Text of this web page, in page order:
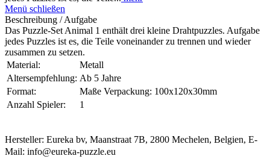
Menü schließen
Beschreibung / Aufgabe
Das Puzzle-Set Animal 1 enthält drei kleine Drahtpuzzles. Aufgabe
jedes Puzzles ist es, die Teile voneinander zu trennen und wieder
zusammen zu setzen.
Material:
Metall
Altersempfehlung: Ab 5 Jahre
Format:
Maße Verpackung: 100x120x30mm
Anzahl Spieler:
1
Hersteller: Eureka bv, Maanstraat 7B, 2800 Mechelen, Belgien, E-
Mail: info@eureka-puzzle.eu